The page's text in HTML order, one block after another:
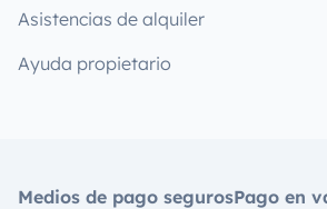
Asistencias de alquiler
Ayuda propietario
Medios de pago segurosPago en